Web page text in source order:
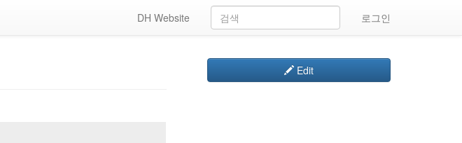
로그인
DH Website
Edit